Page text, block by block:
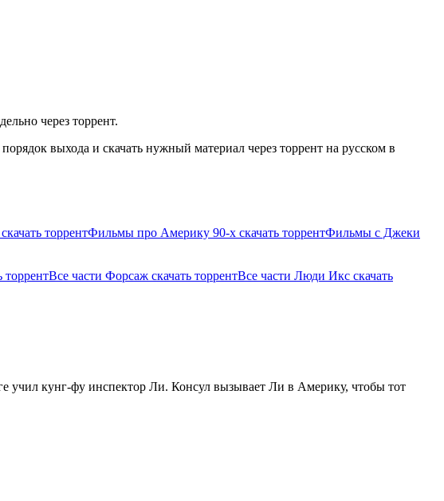
через торрент.
выхода и скачать нужный материал через торрент на русском в
торрентФильмы про Америку 90-х скачать торрентФильмы с Джеки
торрентВсе части Форсаж скачать торрентВсе части Люди Икс скачать
учил кунг-фу инспектор Ли. Консул вызывает Ли в Америку, чтобы тот